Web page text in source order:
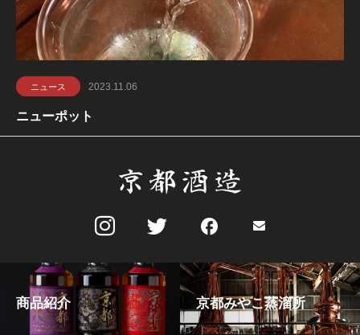
ニュース 2023.11.06
ニューポット
商品紹介 京都みやこ蒸溜所